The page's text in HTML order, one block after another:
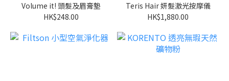
Volume it! 頭髮及眉膏墊
HK$248.00
Teris Hair 妍髮激光按摩儀
HK$1,880.00